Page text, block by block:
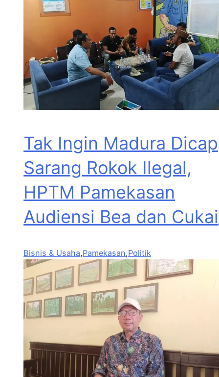
Tak Ingin Madura Dicap
Sarang Rokok Ilegal,
HPTM Pamekasan
Audiensi Bea dan Cukai
Bisnis & Usaha,Pamekasan,Politik